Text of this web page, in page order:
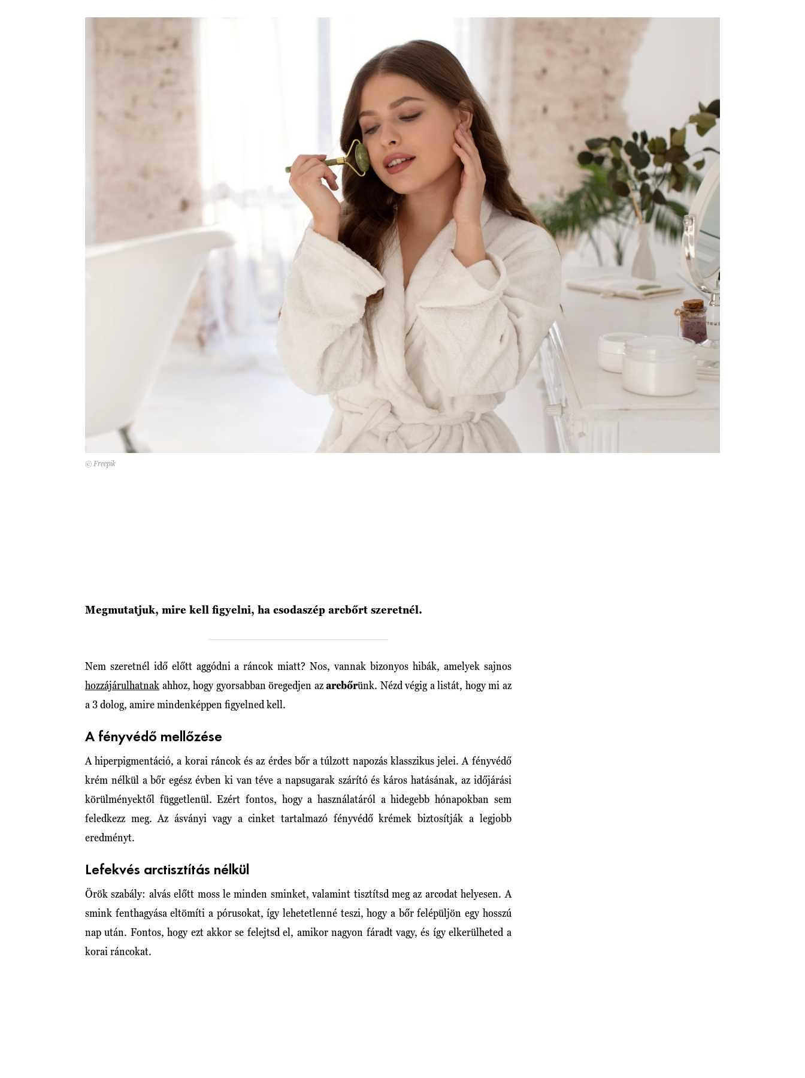
© Freepik
Megmutatjuk, mire kell figyelni, ha csodaszép arcbőrt szeretnél.
Nem szeretnél idő előtt aggódni a ráncok miatt? Nos, vannak bizonyos hibák, amelyek sajnos
hozzájárulhatnak ahhoz, hogy gyorsabban öregedjen azarcbőrünk. Nézd végig a listát, hogy mi az
a 3 dolog, amire mindenképpen figyelned kell.
A fényvédő mellőzése
A hiperpigmentáció, a korai ráncok és az érdes bőr a túlzott napozás klasszikus jelei. A fényvédő
krém nélkül a bőr egész évben ki van téve a napsugarak szárító és káros hatásának, az időjárási
körülményektől függetlenül. Ezért fontos, hogy a használatáról a hidegebb hónapokban sem
feledkezz meg. Az ásványi vagy a cinket tartalmazó fényvédő krémek biztosítják a legjobb
eredményt.
Lefekvés arctisztítás nélkül
Örök szabály: alvás előtt moss le minden sminket, valamint tisztítsd meg az arcodat helyesen. A
smink fenthagyása eltömíti a pórusokat, így lehetetlenné teszi, hogy a bőr felépüljön egy hosszú
nap után. Fontos, hogy ezt akkor se felejtsd el, amikor nagyon fáradt vagy, és így elkerülheted a
korai ráncokat.